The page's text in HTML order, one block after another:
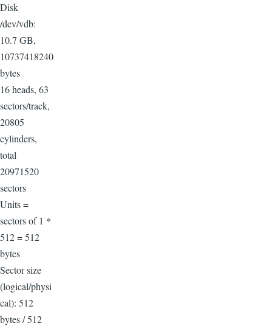
Disk
/dev/vdb:
10.7 GB,
10737418240
bytes
16 heads, 63
sectors/track,
20805
cylinders,
total
20971520
sectors
Units =
sectors of 1 *
512 = 512
bytes
Sector size
(logical/physi
cal): 512
bytes / 512